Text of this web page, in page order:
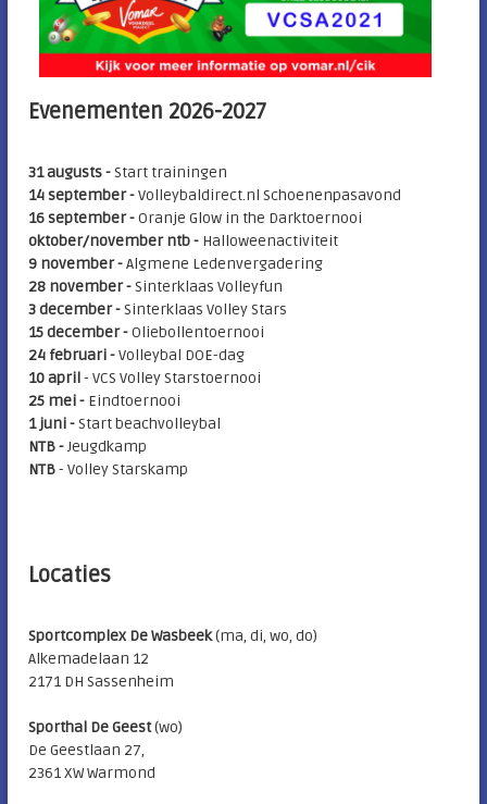
Evenementen 2026-2027
31 augusts -Start trainingen
14 september -Volleybaldirect.nl Schoenenpasavond
16 september -Oranje Glow in the Darktoernooi
oktober/november ntb - Halloweenactiviteit
9 november -Algmene Ledenvergadering
28 november -Sinterklaas Volleyfun
3 december -Sinterklaas Volley Stars
15 december -Oliebollentoernooi
24 februari -Volleybal DOE-dag
10 april- VCS Volley Starstoernooi
25 mei- Eindtoernooi
1 juni -Start beachvolleybal
NTB -Jeugdkamp
NTB- Volley Starskamp
Locaties
Sportcomplex De Wasbeek(ma, di, wo, do)
Alkemadelaan 12
2171 DH Sassenheim
Sporthal De Geest(wo)
De Geestlaan 27,
2361 XW Warmond